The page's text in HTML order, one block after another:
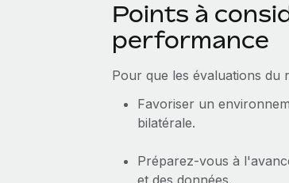
Points à
performance
Pour que les évaluations du
Favoriser un
bilatérale.
Préparez-vous à
et des données.